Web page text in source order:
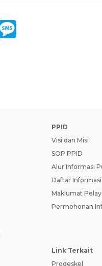
PPID
Visi dan Misi
SOP PPID
Alur Informasi
Daftar
Maklumat
Permohonan
Link Terkait
Prodeskel